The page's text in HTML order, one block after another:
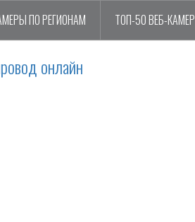
ПО РЕГИОНАМ ТОП-50 ВЕБ-КАМЕР
онлайн